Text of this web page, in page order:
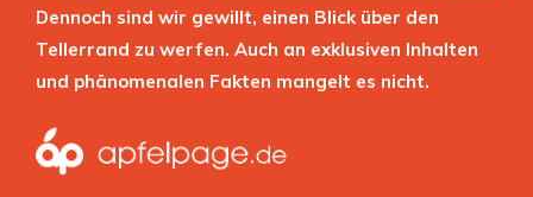
Dennoch sind wir gewillt, einen Blick über den
Tellerrand zu werfen. Auch an exklusiven Inhalten
und phänomenalen Fakten mangelt es nicht.